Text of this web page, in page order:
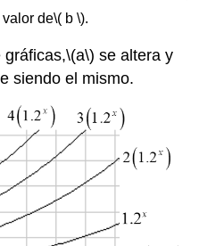
de\( b \).
gráficas,\(a\) se altera y
siendo el mismo.